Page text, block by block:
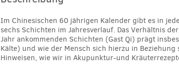
Im Chinesischen 60 jährigen Kalender gibt es in
sechs Schichten im Jahresverlauf. Das Verhältnis
Jahr ankommenden Schichten (Gast Qi) prägt
Kälte) und wie der Mensch sich hierzu in
Hinweisen, wie wir in Akupunktur-und